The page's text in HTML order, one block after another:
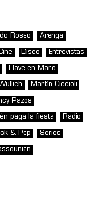
Rosso Arenga
Disco Entrevistas
Llave en Mano
Martín Ciccioli
Pazos
paga la fiesta Radio
& Pop Series